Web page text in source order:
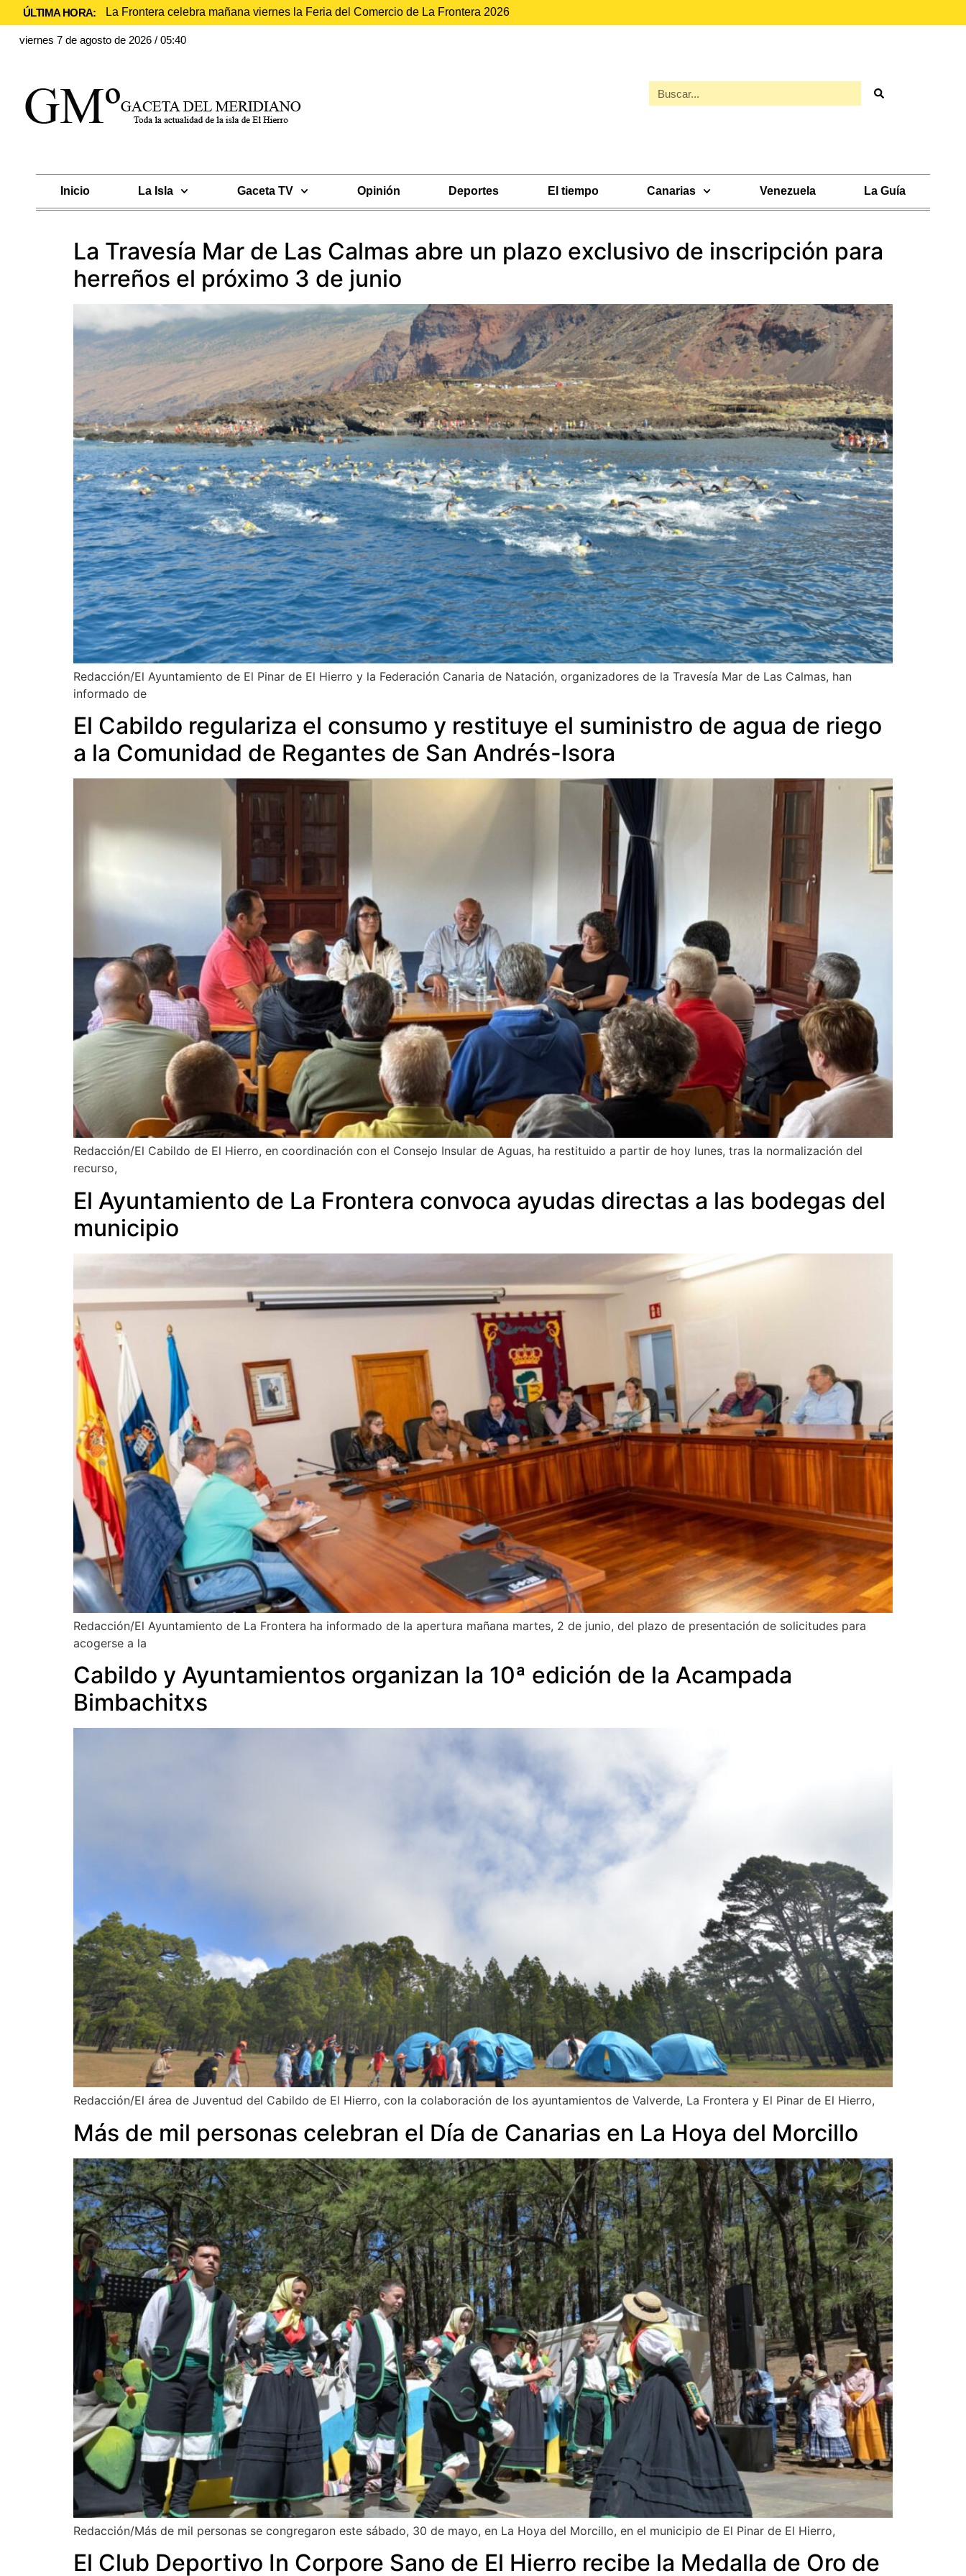
ÚLTIMA HORA: La Frontera celebra mañana viernes la Feria del Comercio de La Frontera 2026
viernes 7 de agosto de 2026 / 05:40
Inicio La Isla Gaceta TV Opinión Deportes El tiempo Canarias Venezuela La Guía
La Travesía Mar de Las Calmas abre un plazo exclusivo de inscripción para
herreños el próximo 3 de junio
Redacción/El Ayuntamiento de El Pinar de El Hierro y la Federación Canaria de Natación, organizadores de la Travesía Mar de Las Calmas, han
informado de
El Cabildo regulariza el consumo y restituye el suministro de agua de riego
a la Comunidad de Regantes de San Andrés-Isora
Redacción/El Cabildo de El Hierro, en coordinación con el Consejo Insular de Aguas, ha restituido a partir de hoy lunes, tras la normalización del
recurso,
El Ayuntamiento de La Frontera convoca ayudas directas a las bodegas del
municipio
Redacción/El Ayuntamiento de La Frontera ha informado de la apertura mañana martes, 2 de junio, del plazo de presentación de solicitudes para
acogerse a la
Cabildo y Ayuntamientos organizan la 10ª edición de la Acampada
Bimbachitxs
Redacción/El área de Juventud del Cabildo de El Hierro, con la colaboración de los ayuntamientos de Valverde, La Frontera y El Pinar de El Hierro,
Más de mil personas celebran el Día de Canarias en La Hoya del Morcillo
Redacción/Más de mil personas se congregaron este sábado, 30 de mayo, en La Hoya del Morcillo, en el municipio de El Pinar de El Hierro,
El Club Deportivo In Corpore Sano de El Hierro recibe la Medalla de Oro de